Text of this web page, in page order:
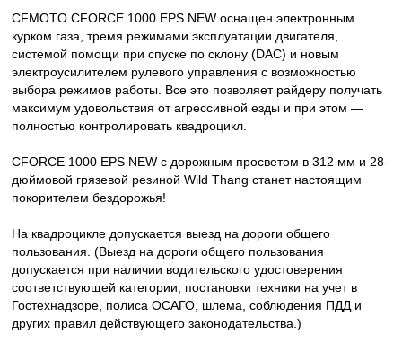
CFMOTO CFORCE 1000 EPS NEW оснащен электронным
курком газа, тремя режимами эксплуатации двигателя,
системой помощи при спуске по склону (DAC) и новым
электроусилителем рулевого управления с возможностью
выбора режимов работы. Все это позволяет райдеру получать
максимум удовольствия от агрессивной езды и при этом —
полностью контролировать квадроцикл.
CFORCE 1000 EPS NEW с дорожным просветом в 312 мм и 28-
дюймовой грязевой резиной Wild Thang станет настоящим
покорителем бездорожья!
На квадроцикле допускается выезд на дороги общего
пользования. (Выезд на дороги общего пользования
допускается при наличии водительского удостоверения
соответствующей категории, постановки техники на учет в
Гостехнадзоре, полиса ОСАГО, шлема, соблюдения ПДД и
других правил действующего законодательства.)